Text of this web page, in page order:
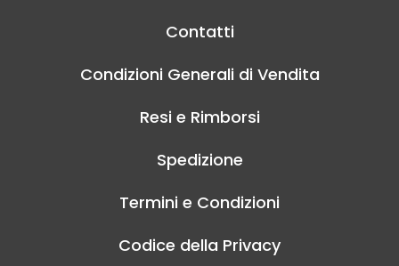
Contatti
Condizioni Generali di Vendita
Resi e Rimborsi
Spedizione
Termini e Condizioni
Codice della Privacy